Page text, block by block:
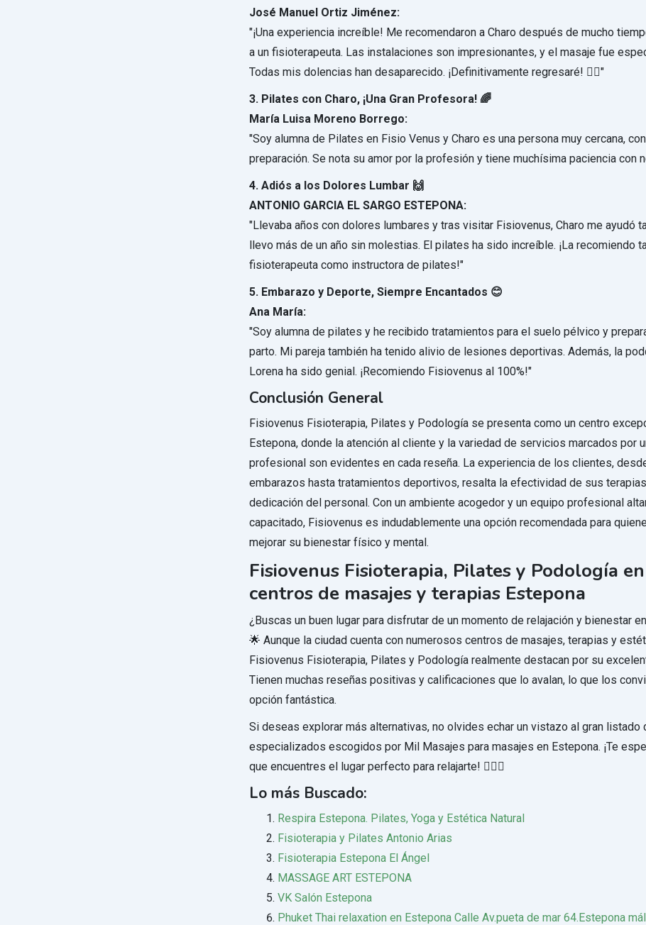
José Manuel Ortiz Jiménez:
"¡Una experiencia increíble! Me recomendaron a Charo después de mucho
a un fisioterapeuta. Las instalaciones son impresionantes, y el masaje fue
Todas mis dolencias han desaparecido. ¡Definitivamente regresaré! ✌🏼"
3. Pilates con Charo, ¡Una Gran Profesora! 🌈
María Luisa Moreno Borrego:
"Soy alumna de Pilates en Fisio Venus y Charo es una persona muy cercana,
preparación. Se nota su amor por la profesión y tiene muchísima paciencia con
4. Adiós a los Dolores Lumbar 🙌
ANTONIO GARCIA EL SARGO ESTEPONA:
"Llevaba años con dolores lumbares y tras visitar Fisiovenus, Charo me ayudó
llevo más de un año sin molestias. El pilates ha sido increíble. ¡La recomiendo
fisioterapeuta como instructora de pilates!"
5. Embarazo y Deporte, Siempre Encantados 😊
Ana María:
"Soy alumna de pilates y he recibido tratamientos para el suelo pélvico y
parto. Mi pareja también ha tenido alivio de lesiones deportivas. Además, la
Lorena ha sido genial. ¡Recomiendo Fisiovenus al 100%!"
Conclusión General
Fisiovenus Fisioterapia, Pilates y Podología se presenta como un centro
Estepona, donde la atención al cliente y la variedad de servicios marcados por
profesional son evidentes en cada reseña. La experiencia de los clientes,
embarazos hasta tratamientos deportivos, resalta la efectividad de sus
dedicación del personal. Con un ambiente acogedor y un equipo profesional
capacitado, Fisiovenus es indudablemente una opción recomendada para
mejorar su bienestar físico y mental.
Fisiovenus Fisioterapia, Pilates y Podología en
centros de masajes y terapias Estepona
¿Buscas un buen lugar para disfrutar de un momento de relajación y bienestar
🌟 Aunque la ciudad cuenta con numerosos centros de masajes, terapias y
Fisiovenus Fisioterapia, Pilates y Podología realmente destacan por su
Tienen muchas reseñas positivas y calificaciones que lo avalan, lo que los
opción fantástica.
Si deseas explorar más alternativas, no olvides echar un vistazo al gran listado
especializados escogidos por Mil Masajes para masajes en Estepona. ¡Te
que encuentres el lugar perfecto para relajarte! 💆‍♀️✨
Lo más Buscado:
Respira Estepona. Pilates, Yoga y Estética Natural
Fisioterapia y Pilates Antonio Arias
Fisioterapia Estepona El Ángel
MASSAGE ART ESTEPONA
VK Salón Estepona
Phuket Thai relaxation en Estepona Calle Av.pueta de mar 64.Estepona